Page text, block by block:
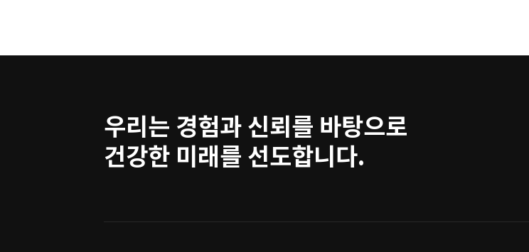
우리는 경험과 신뢰를 바탕으로
건강한 미래를 선도합니다.